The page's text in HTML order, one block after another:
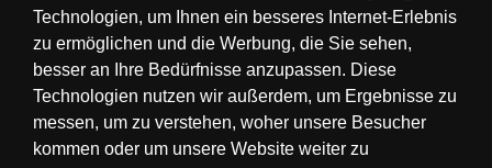
Nederland
Technologien, um Ihnen ein besseres Internet-Erlebnis
zu ermöglichen und die Werbung, die Sie sehen,
besser an Ihre Bedürfnisse anzupassen. Diese
Technologien nutzen wir außerdem, um Ergebnisse zu
messen, um zu verstehen, woher unsere Besucher
kommen oder um unsere Website weiter zu